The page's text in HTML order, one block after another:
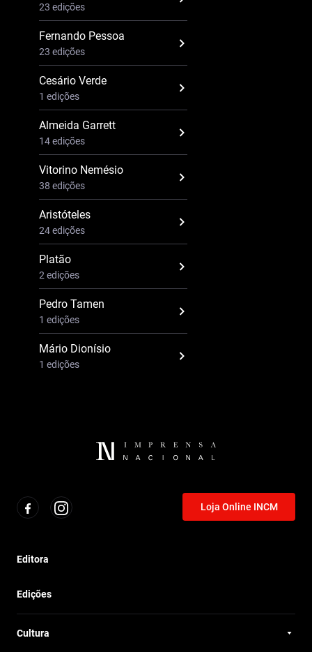
23 edições
Fernando Pessoa
23 edições
Cesário Verde
1 edições
Almeida Garrett
14 edições
Vitorino Nemésio
38 edições
Aristóteles
24 edições
Platão
2 edições
Pedro Tamen
1 edições
Mário Dionísio
1 edições
Loja Online INCM
Editora
Edições
Cultura